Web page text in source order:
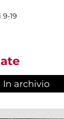
19
In archivio